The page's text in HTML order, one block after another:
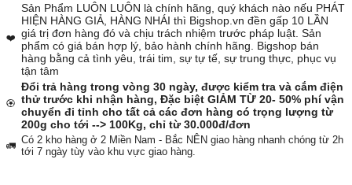
❤️
Sản Phẩm LUÔN LUÔN là chính hãng, quý khách nào nếu PHÁT
HIỆN HÀNG GIẢ, HÀNG NHÁI thì Bigshop.vn đền gấp 10 LẦN
giá trị đơn hàng đó và chịu trách nhiệm trước pháp luật. Sản
phẩm có giá bán hợp lý, bảo hành chính hãng. Bigshop bán
hàng bằng cả tình yêu, trái tim, sự tự tế, sự trung thực, phục vụ
tận tâm
🏵️
Đổi trả hàng trong vòng 30 ngày, được kiểm tra và cắm điện
thử trước khi nhận hàng, Đặc biệt GIẢM TỪ 20- 50% phí vận
chuyển đi tỉnh cho tất cả các đơn hàng có trọng lượng từ
200g cho tới --> 100Kg, chỉ từ 30.000đ/đơn
🚛 Có 2 kho hàng ở 2 Miền Nam - Bắc NÊN giao hàng nhanh chóng từ 2h
tới 7 ngày tùy vào khu vực giao hàng.